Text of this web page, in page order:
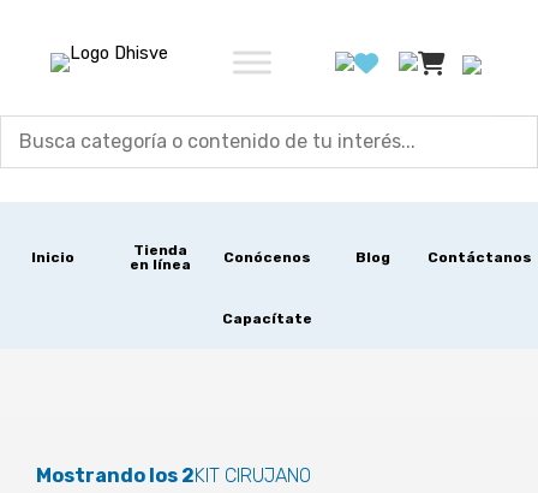
contenido
Inicio
Tienda
en línea
Conócenos Blog Contáctanos
Capacítate
Mostrando los 2KIT CIRUJANO